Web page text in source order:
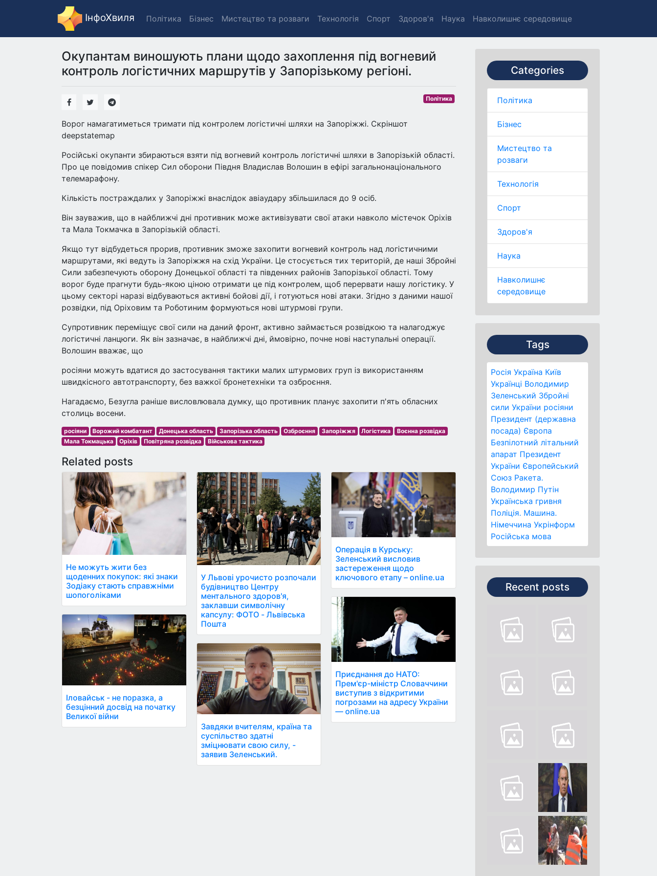
ІнфоХвиля Політика Бізнес Мистецтво та розваги Технологія Спорт Здоров'я Наука Навколишнє середовище
Categories
Політика
Бізнес
Мистецтво та
розваги
Технологія
Спорт
Здоров'я
Наука
Навколишнє
середовище
Tags
Росія Україна Київ
Українці Володимир
Зеленський Збройні
сили України росіяни
Президент (державна
посада) Європа
Безпілотний літальний
апарат Президент
України Європейський
Союз Ракета.
Володимир Путін
Українська гривня
Поліція. Машина.
Німеччина Укрінформ
Російська мова
Recent posts
Окупантам виношують плани щодо захоплення під вогневий
контроль логістичних маршрутів у Запорізькому регіоні.
Політика
Ворог намагатиметься тримати під контролем логістичні шляхи на Запоріжжі. Скріншот
deepstatemap
Російські окупанти збираються взяти під вогневий контроль логістичні шляхи в Запорізькій області.
Про це повідомив спікер Сил оборони Півдня Владислав Волошин в ефірі загальнонаціонального
телемарафону.
Кількість постраждалих у Запоріжжі внаслідок авіаудару збільшилася до 9 осіб.
Він зауважив, що в найближчі дні противник може активізувати свої атаки навколо містечок Оріхів
та Мала Токмачка в Запорізькій області.
Якщо тут відбудеться прорив, противник зможе захопити вогневий контроль над логістичними
маршрутами, які ведуть із Запоріжжя на схід України. Це стосується тих територій, де наші Збройні
Сили забезпечують оборону Донецької області та південних районів Запорізької області. Тому
ворог буде прагнути будь-якою ціною отримати це під контролем, щоб перервати нашу логістику. У
цьому секторі наразі відбуваються активні бойові дії, і готуються нові атаки. Згідно з даними нашої
розвідки, під Оріховим та Роботиним формуються нові штурмові групи.
Супротивник переміщує свої сили на даний фронт, активно займається розвідкою та налагоджує
логістичні ланцюги. Як він зазначає, в найближчі дні, ймовірно, почне нові наступальні операції.
Волошин вважає, що
росіяни можуть вдатися до застосування тактики малих штурмових груп із використанням
швидкісного автотранспорту, без важкої бронетехніки та озброєння.
Нагадаємо, Безугла раніше висловлювала думку, що противник планує захопити п'ять обласних
столиць восени.
росіяни Ворожий комбатант Донецька область Запорізька область Озброєння Запоріжжя Логістика
Воєнна розвідка
Мала Токмацька
Оріхів Повітряна розвідка Військова тактика
Related posts
Не можуть жити без
щоденних покупок: які знаки
Зодіаку стають справжніми
шопоголіками
Іловайськ - не поразка, а
безцінний досвід на початку
Великої війни
У Львові урочисто розпочали
будівництво Центру
ментального здоров'я,
заклавши символічну
капсулу: ФОТО - Львівська
Пошта
Завдяки вчителям, країна та
суспільство здатні
зміцнювати свою силу, -
заявив Зеленський.
Операція в Курську:
Зеленський висловив
застереження щодо
ключового етапу – online.ua
Приєднання до НАТО:
Прем'єр-міністр Словаччини
виступив з відкритими
погрозами на адресу України
— online.ua